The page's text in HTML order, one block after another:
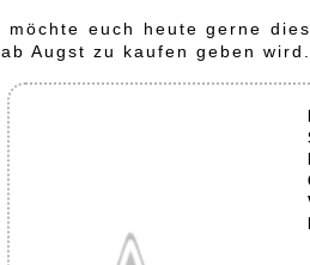
möchte euch heute gerne
Augst zu kaufen geben wird.